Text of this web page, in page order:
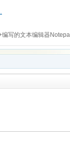
写的文本编辑器